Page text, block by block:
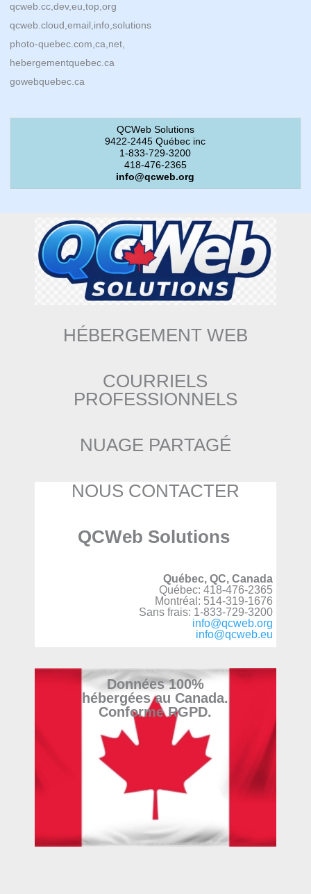
qcweb.cc,dev,eu,top,org
qcweb.cloud,email,info,solutions
photo-quebec.com,ca,net,
hebergementquebec.ca
gowebquebec.ca
QCWeb Solutions
9422-2445 Québec inc
1-833-729-3200
418-476-2365
info@qcweb.org
HÉBERGEMENT WEB
COURRIELS
PROFESSIONNELS
NUAGE PARTAGÉ
NOUS CONTACTER
QCWeb Solutions
Québec, QC, Canada
Québec: 418-476-2365
Montréal: 514-319-1676
Sans frais: 1-833-729-3200
info@qcweb.org
info@qcweb.eu
Données 100%
hébergées au Canada.
Conforme RGPD.